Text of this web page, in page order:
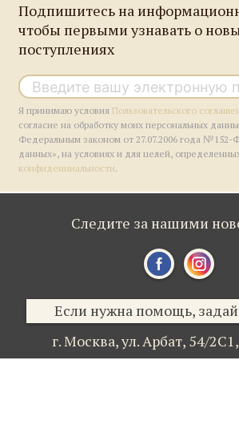
Подпишитесь на
чтобы первыми узнавать о
поступлениях
Я принимаю условияПользовательского
согласие на обработку моих персональных
Федеральным законом от 27.07.2006 года №152-
данных», на условиях и для целей,
конфиденциальности.
Следите за нашими
Если нужна помощь,
г. Москва,ул. Арбат, 54/2С1,